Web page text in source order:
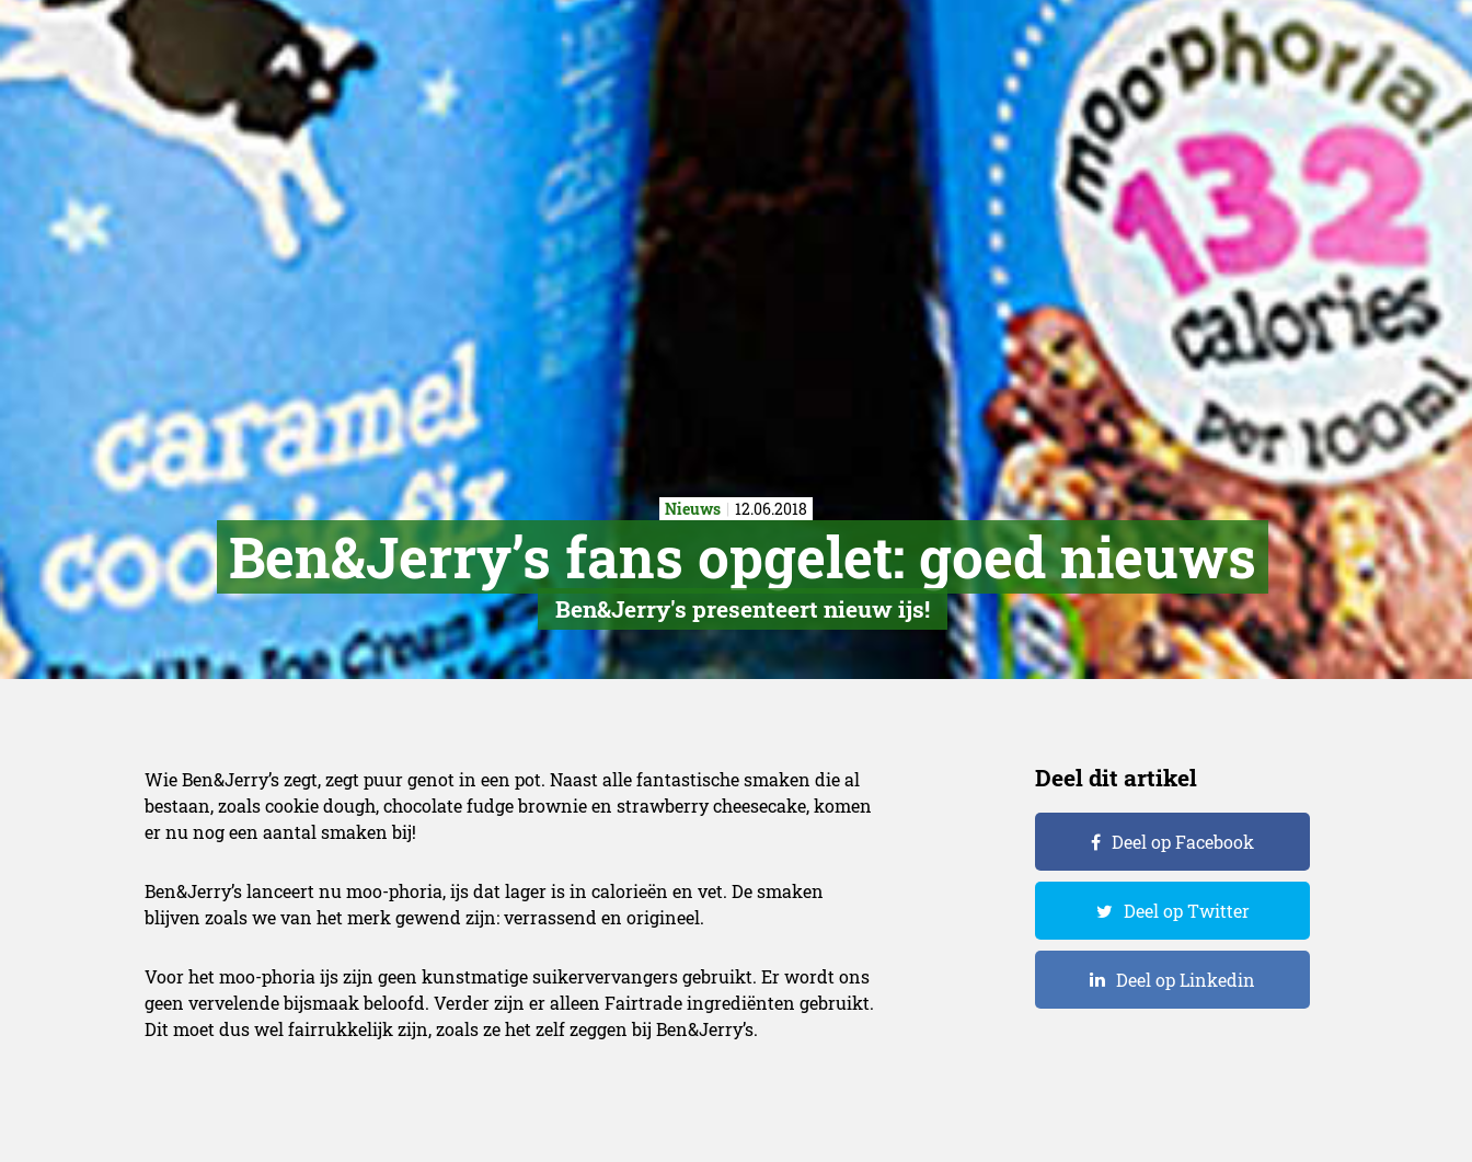
Nieuws 12.06.2018
Ben&Jerry’s fans opgelet: goed nieuws
Ben&Jerry's presenteert nieuw ijs!
Wie Ben&Jerry’s zegt, zegt puur genot in een pot. Naast alle fantastische smaken die al
bestaan, zoals cookie dough, chocolate fudge brownie en strawberry cheesecake, komen
er nu nog een aantal smaken bij!
Ben&Jerry’s lanceert nu moo-phoria, ijs dat lager is in calorieën en vet. De smaken
blijven zoals we van het merk gewend zijn: verrassend en origineel.
Voor het moo-phoria ijs zijn geen kunstmatige suikervervangers gebruikt. Er wordt ons
geen vervelende bijsmaak beloofd. Verder zijn er alleen Fairtrade ingrediënten gebruikt.
Dit moet dus wel fairrukkelijk zijn, zoals ze het zelf zeggen bij Ben&Jerry’s.
Deel dit artikel
Deel op Facebook
Deel op Twitter
Deel op Linkedin